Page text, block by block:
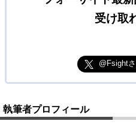
受け取
@Fsight
執筆者プロフィール